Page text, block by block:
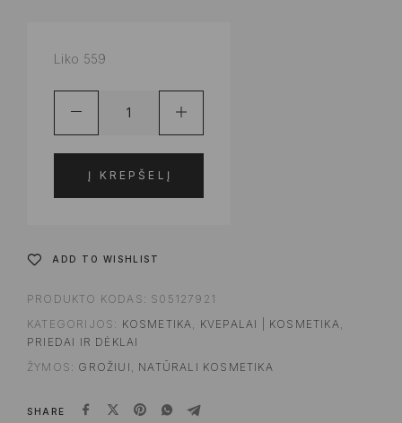
Liko 559
Į KREPŠELĮ
ADD TO WISHLIST
PRODUKTO KODAS: S05127921
KATEGORIJOS: KOSMETIKA, KVEPALAI | KOSMETIKA,
PRIEDAI IR DĖKLAI
ŽYMOS: GROŽIUI , NATŪRALI KOSMETIKA
SHARE